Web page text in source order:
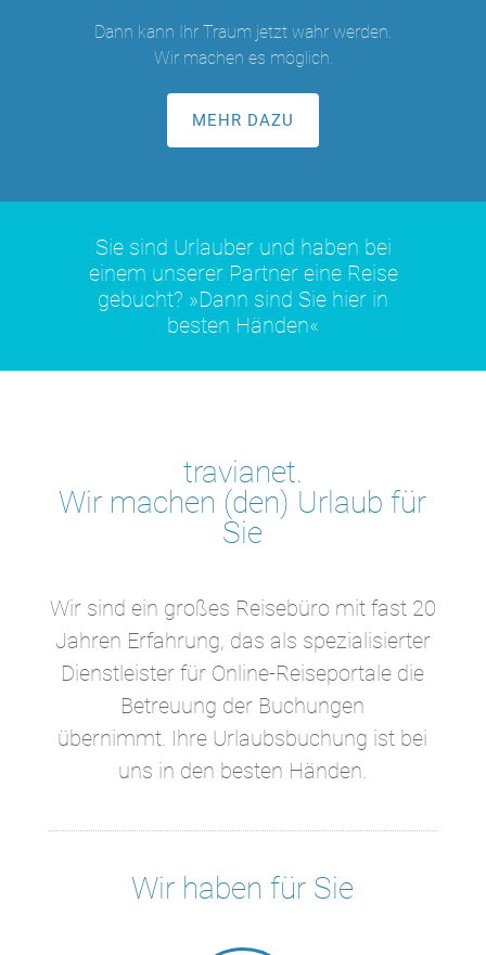
Dann kann Ihr Traum jetzt wahr werden.
Wir machen es möglich.
MEHR DAZU
Sie sind Urlauber und haben bei
einem unserer Partner eine Reise
gebucht? »Dann sind Sie hier in
besten Händen«
travianet.
Wir machen (den) Urlaub für
Sie
Wir sind ein großes Reisebüro mit fast 20
Jahren Erfahrung, das als spezialisierter
Dienstleister für Online-Reiseportale die
Betreuung der Buchungen
übernimmt. Ihre Urlaubsbuchung ist bei
uns in den besten Händen.
Wir haben für Sie